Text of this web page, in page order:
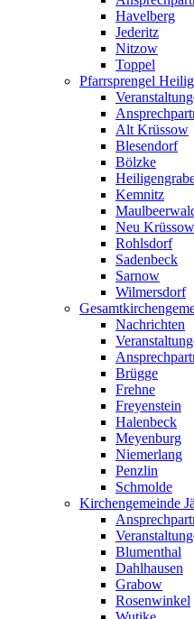
Havelberg
Jederitz
Nitzow
Toppel
Pfarrsprengel
Alt Krüssow
Blesendorf
Bölzke
Kemnitz
Neu Krüssow
Rohlsdorf
Sadenbeck
Sarnow
Wilmersdorf
Nachrichten
Brügge
Frehne
Freyenstein
Halenbeck
Meyenburg
Niemerlang
Penzlin
Schmolde
Kirchengemeinde
Blumenthal
Dahlhausen
Grabow
Rosenwinkel